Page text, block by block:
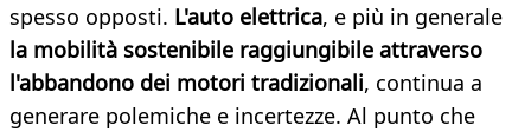
spesso opposti. L'auto elettrica, e più in generale
la mobilità sostenibile raggiungibile attraverso
l'abbandono dei motori tradizionali, continua a
generare polemiche e incertezze. Al punto che